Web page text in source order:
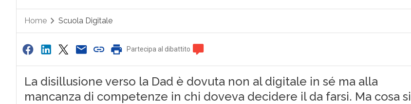
Home Scuola Digitale
Partecipa al dibattito
La disillusione verso la Dad è dovuta non al digitale in sé ma alla
mancanza di competenze in chi doveva decidere il da farsi. Ma cosa si